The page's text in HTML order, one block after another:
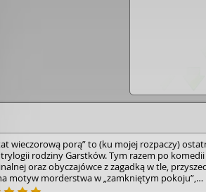
wieczorową porą” to (ku mojej rozpaczy)
trylogii rodziny Garstków. Tym razem po komedii
oraz obyczajówce z zagadką w tle,
motyw morderstwa w „zamkniętym pokoju”,
nam na myśl oczywiście powieści